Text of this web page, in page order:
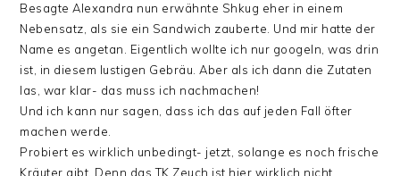
Besagte Alexandra nun erwähnte Shkug eher in einem
Nebensatz, als sie ein Sandwich zauberte. Und mir hatte der
Name es angetan. Eigentlich wollte ich nur googeln, was drin
ist, in diesem lustigen Gebräu. Aber als ich dann die Zutaten
las, war klar- das muss ich nachmachen!
Und ich kann nur sagen, dass ich das auf jeden Fall öfter
machen werde.
Probiert es wirklich unbedingt- jetzt, solange es noch frische
Kräuter gibt. Denn das TK Zeuch ist hier wirklich nicht